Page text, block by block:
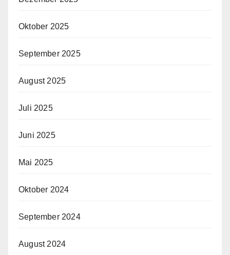
Oktober 2025
September 2025
August 2025
Juli 2025
Juni 2025
Mai 2025
Oktober 2024
September 2024
August 2024